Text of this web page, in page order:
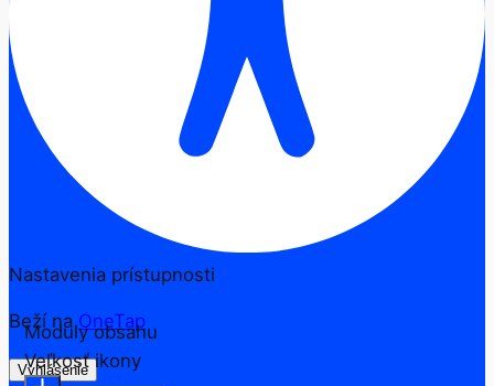
Nastavenia prístupnosti
Beží naOneTap
Vyhlásenie
Moduly obsahu
Veľkosť ikony